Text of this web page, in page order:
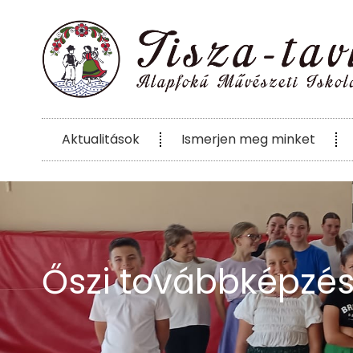
Aktualitások Ismerjen meg minket
Őszi